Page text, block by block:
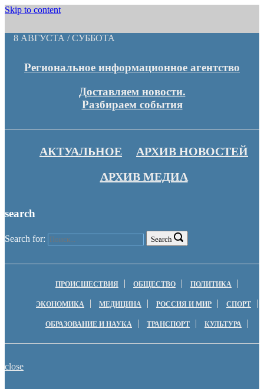
Skip to content
8 АВГУСТА / СУББОТА
Региональное информационное агентство
Доставляем новости.
Разбираем события
АКТУАЛЬНОЕ
АРХИВ НОВОСТЕЙ
АРХИВ МЕДИА
search
Search for: Search
ПРОИСШЕСТВИЯ ОБЩЕСТВО ПОЛИТИКА
ЭКОНОМИКА МЕДИЦИНА РОССИЯ И МИР СПОРТ
ОБРАЗОВАНИЕ И НАУКА ТРАНСПОРТ КУЛЬТУРА
close